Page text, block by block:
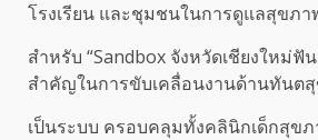
โรงเรียน และชุมชนในการดูแลสุขภา
สำหรับ “Sandbox จังหวัดเชียงใหม่ฟั
สำคัญในการขับเคลื่อนงานด้านทันต
เป็นระบบ ครอบคลุมทั้งคลินิกเด็กสุข